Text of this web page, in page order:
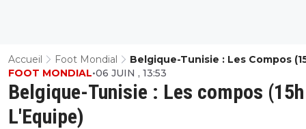
Accueil Foot Mondial
Belgique-Tunisie : Les Compos
L'Equipe)
Belgique-Tunisie : Les compos
L'Equipe)
FOOT MONDIAL•06 JUIN , 13:53